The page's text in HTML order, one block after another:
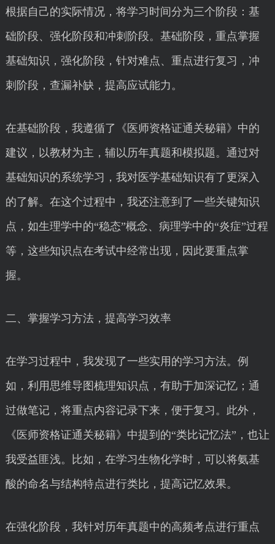
根据自己的实际情况，将学习时间分为三个阶段：基
础阶段、强化阶段和冲刺阶段。基础阶段，重点掌握
基础知识，强化阶段，针对难点、重点进行复习，冲
刺阶段，查漏补缺，提高应试能力。
在基础阶段，我遵循了《医师资格证通关秘籍》中的
建议，以教材为主，辅以历年真题和模拟题。通过对
基础知识的系统学习，我对医学基础知识有了更深入
的了解。在这个过程中，我还注意到了一些关键知识
点，如生理学中的“稳态”概念、病理学中的“炎症”过程
等，这些知识点在考试中经常出现，因此要重点掌
握。
二、掌握学习方法，提高学习效率
在学习过程中，我发现了一些实用的学习方法。例
如，利用思维导图梳理知识点，有助于加深记忆；通
过做笔记，将重点内容记录下来，便于复习。此外，
《医师资格证通关秘籍》中提到的“类比记忆法”，也让
我受益匪浅。比如，在学习生物化学时，可以将氨基
酸的命名与结构特点进行类比，提高记忆效果。
在强化阶段，我针对历年真题中的高频考点进行重点